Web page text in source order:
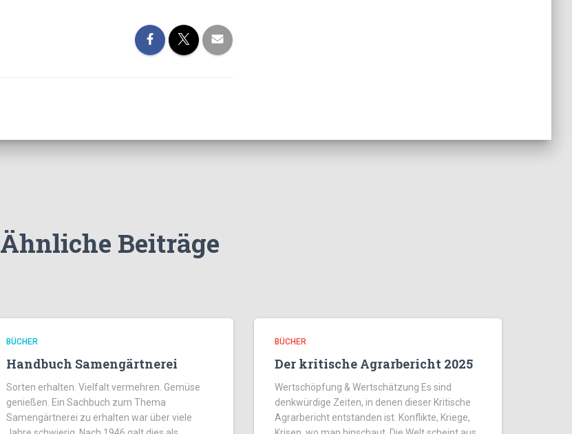
Ähnliche Beiträge
BÜCHER
Handbuch Samengärtnerei
Sorten erhalten. Vielfalt vermehren. Gemüse
genießen. Ein Sachbuch zum Thema
Samengärtnerei zu erhalten war über viele
BÜCHER
Der kritische Agrarbericht 2025
Wertschöpfung & Wertschätzung Es sind
denkwürdige Zeiten, in denen dieser Kritische
Agrarbericht entstanden ist. Konflikte, Kriege,